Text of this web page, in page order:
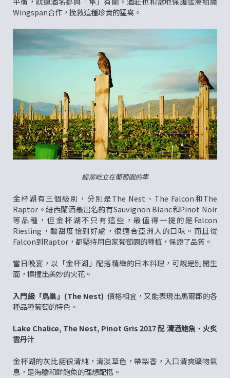
Wingspan合作，挽救這種珍貴的猛禽。
經常屹立在葡萄園的隼
金杯湖有三個級別，分別是The Nest、The Falcon和The
Raptor。紐西蘭酒最出名的有Sauvignon Blanc和Pinot Noir
等品種，但金杯湖不只有這些，最值得一提的是Falcon
Riesling，酸甜度恰到好處，很適合亞洲人的口味。而且從
Falcon到Raptor，都堅持用自家葡萄園的種植，保證了品質。
當日晚宴，以「金杯湖」配搭精緻的日本料理，可說是別開生
面，擦撞出美妙的火花。
入門級「鳥巢」(The Nest) 價格相宜，又能表現出馬爾郡的各
種品種葡萄的特色。
Lake Chalice, The Nest, Pinot Gris 2017 配 清酒鮑魚、火炙
雲丹汁
金杯湖的灰比諾很清純，清淡草色，帶梨香，入口清爽礦物氣
息，是海膽和鮮鮑魚的理想配搭。